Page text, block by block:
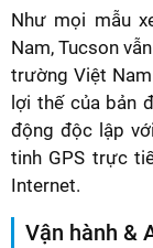
Như mọi mẫu
Nam, Tucson
trường Việt
lợi thế của bản
động độc lập
tinh GPS trực
Internet.
Vận hành &